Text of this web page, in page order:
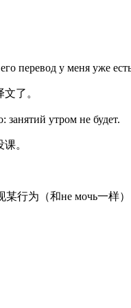
перевод у меня уже
了。
занятий утром не будет.
。
行为（和не мочь一样）